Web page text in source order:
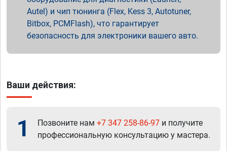
Autel) и чип тюнинга (Flex, Kess 3, Autotuner,
Bitbox, PCMFlash), что гарантирует
безопасность для электроники вашего авто.
Ваши действия:
1 Позвоните нам +7 347 258-86-97 и получите
профессиональную консультацию у мастера.